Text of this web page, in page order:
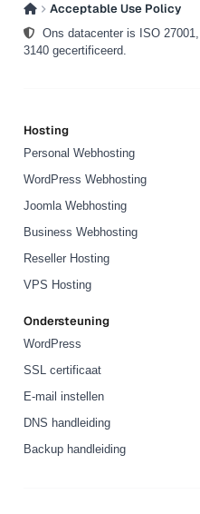
Acceptable Use Policy
Ons datacenter is ISO
3140 gecertificeerd.
Hosting
Personal Webhosting
WordPress Webhosting
Joomla Webhosting
Business Webhosting
Reseller Hosting
VPS Hosting
Ondersteuning
WordPress
SSL certificaat
E-mail instellen
DNS handleiding
Backup handleiding